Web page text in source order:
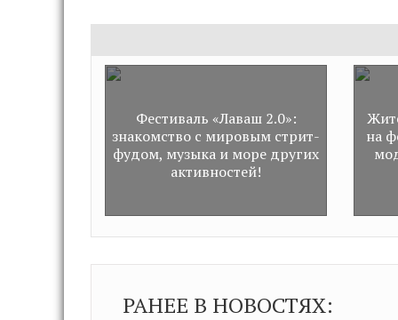
Фестиваль «Лаваш 2.0»:
знакомство с мировым стрит-
фудом, музыка и море других
активностей!
на
РАНЕЕ В НОВОСТЯХ: